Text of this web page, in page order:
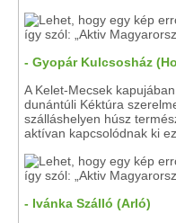
- Gyopár Kulcsosház
A Kelet-Mecsek
dunántúli Kéktúra
szálláshelyen húsz
aktívan kapcsolódnak ki
- Ivánka Szálló (Arló)